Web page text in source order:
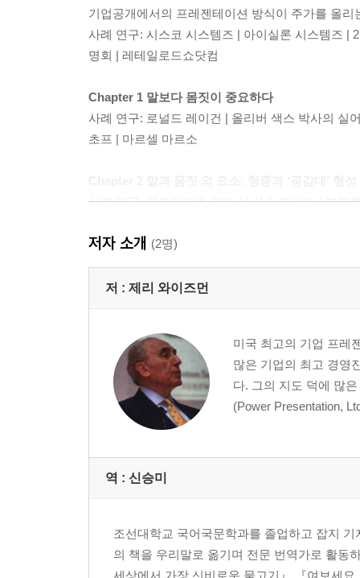
기업공개에서의 프레젠테이션 방식이 주가를 올리
사례 연구: 시스코 시스템즈 | 아이실론 시스템즈 |
명회 | 레테일로드쇼닷컴
Chapter 1 말보다 몸짓이 중요하다
사례 연구: 로널드 레이건 | 올리버 색스 박사의 실
초프 | 마르셀 마르소
사례 연구: 헤드라이트 앞에 선 사슴 재검토 | 부부
비스 vs. 아놀드 슈왈제네거 | 버락 오바마
Chapter 3 긴장할 때 나타나는 몸의 반응
Chapter 4 내용은 이렇게 준비하라?이야기 개발 7
사례 연구: 마이크로소프트의 윌 풀과 제프 라이케
Chapter 5 당신도 연설의 달인이 될 수 있다? 카리
사례 연구: 조지 W. 부시와 빌 클린턴의 변화
Chapter 6 정신 요법 활용: 불안감을 날려 버리자
눈을 가늘게 뜨고 발표한 여성
저자 소개 (2명)
저 : 제리 와이즈먼
미국 최고의 기업 프레
많은 기업의 최고 경영
다. 그의 지도 덕에 많
(Power Presentation,
역 : 신승미
조선대학교 국어국문학과를 졸업하고 잡지
의 책을 우리말로 옮기며 전문 번역가로 활동
세상에서 가장 신비로운 물고기』 『여보세